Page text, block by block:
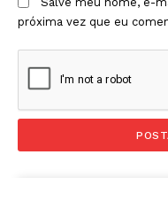
próxima vez que eu